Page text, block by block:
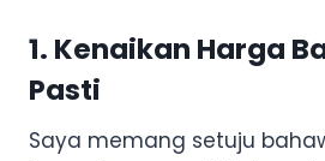
1. Kenaikan Harga
Pasti
Saya memang setuju